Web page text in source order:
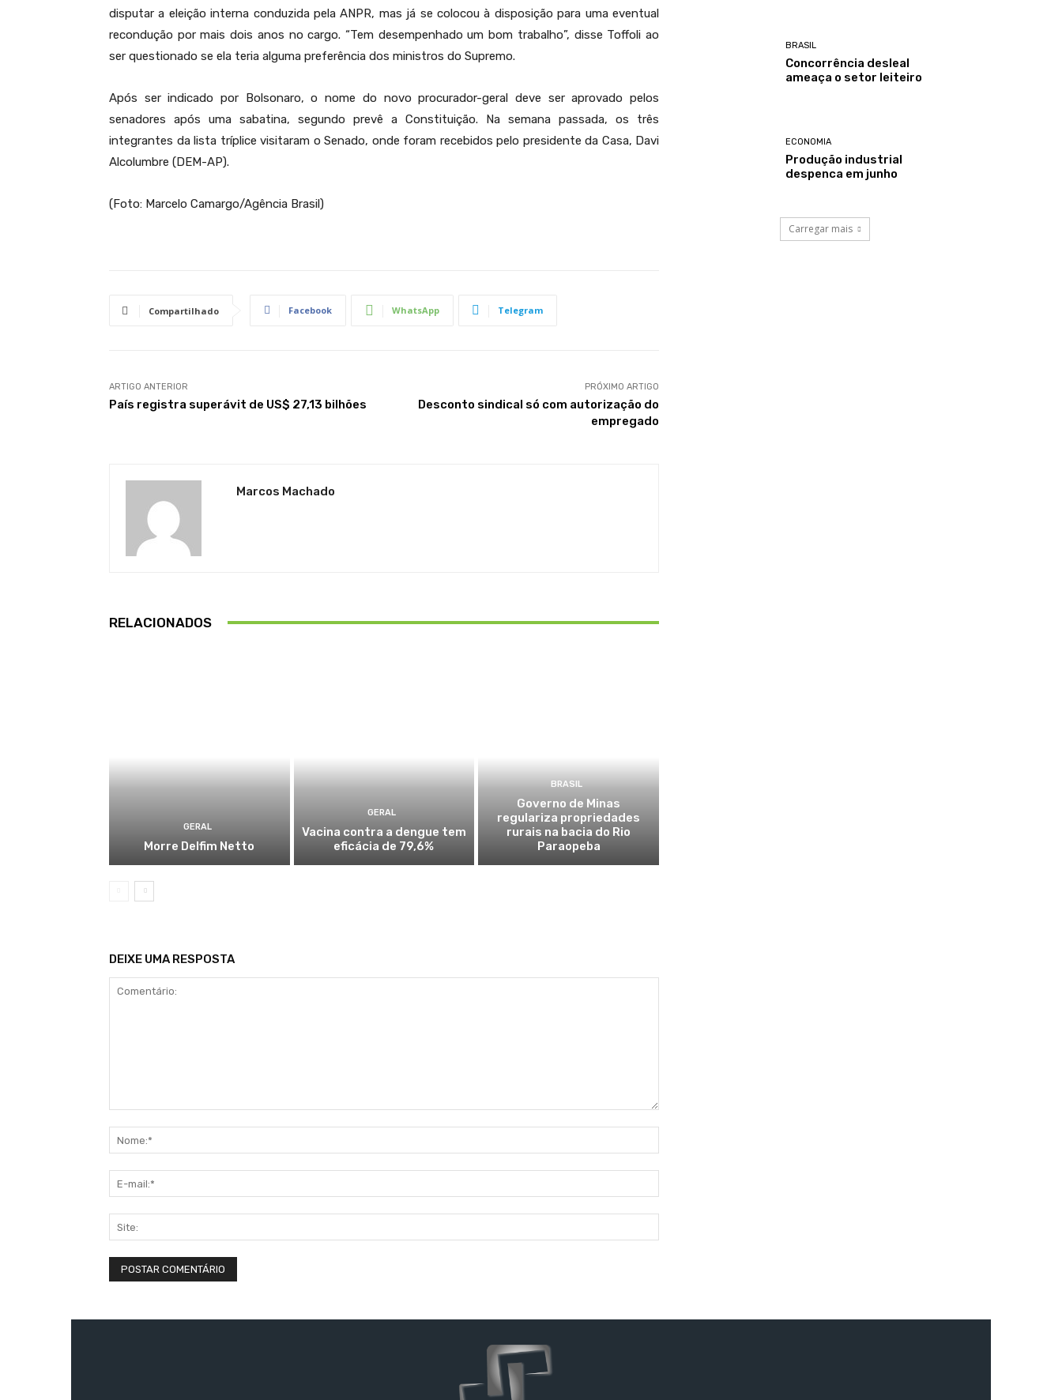
disputar a eleição interna conduzida pela ANPR, mas já se colocou à disposição para uma eventual
recondução por mais dois anos no cargo. “Tem desempenhado um bom trabalho”, disse Toffoli ao
ser questionado se ela teria alguma preferência dos ministros do Supremo.
Após ser indicado por Bolsonaro, o nome do novo procurador-geral deve ser aprovado pelos
senadores após uma sabatina, segundo prevê a Constituição. Na semana passada, os três
integrantes da lista tríplice visitaram o Senado, onde foram recebidos pelo presidente da Casa, Davi
Alcolumbre (DEM-AP).
(Foto: Marcelo Camargo/Agência Brasil)
Compartilhado Facebook WhatsApp Telegram
ARTIGO ANTERIOR
País registra superávit de US$ 27,13 bilhões
PRÓXIMO ARTIGO
Desconto sindical só com autorização do
empregado
Marcos Machado
RELACIONADOS
GERAL
Morre Delfim Netto
GERAL
Vacina contra a dengue tem
eficácia de 79,6%
BRASIL
Governo de Minas
regulariza propriedades
rurais na bacia do Rio
Paraopeba
DEIXE UMA RESPOSTA
mail:*
BRASIL
Concorrência desleal
ameaça o setor leiteiro
ECONOMIA
Produção industrial
despenca em junho
Carregar mais